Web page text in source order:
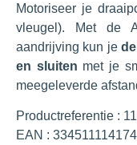
Motoriseer je
vleugel). Met de
aandrijving kun je
en sluiten met je
meegeleverde
Productreferentie :
EAN :